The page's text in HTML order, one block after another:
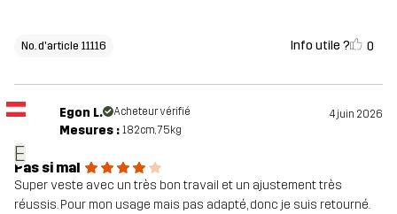
No. d'article 11116 Info utile ? 0
E
Egon L. Acheteur vérifié 4 juin 2026
Mesures : 182cm, 75kg
Pas si mal
Super veste avec un très bon travail et un ajustement très
réussis. Pour mon usage mais pas adapté, donc je suis retourné.